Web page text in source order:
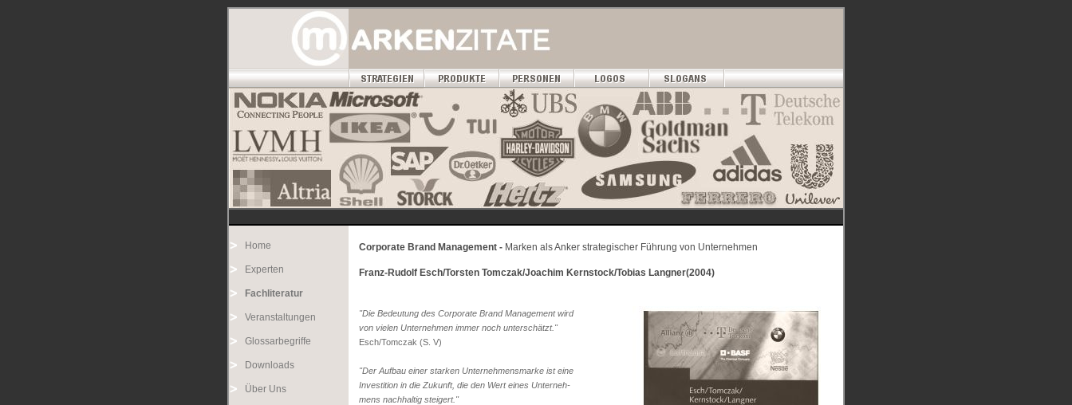
Home
Experten
Fachliteratur
Veranstaltungen
Glossarbegriffe
Downloads
Über Uns
Corporate Brand Management - Marken als Anker strategischer Führung von Unternehmen
Franz-Rudolf Esch/Torsten Tomczak/Joachim Kernstock/Tobias Langner(2004)
"Die Bedeutung des Corporate Brand Management wird
von vielen Unternehmen immer noch unterschätzt."
Esch/Tomczak (S. V)
"Der Aufbau einer starken Unternehmensmarke ist eine
Investition in die Zukunft, die den Wert eines Unterneh-
mens nachhaltig steigert."